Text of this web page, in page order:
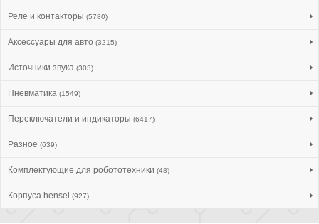
Реле и контакторы (5780)
Аксессуары для авто (3215)
Источники звука (303)
Пневматика (1549)
Переключатели и индикаторы (6417)
Разное (639)
Комплектующие для робототехники (48)
Корпуса hensel (927)